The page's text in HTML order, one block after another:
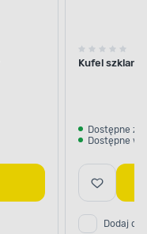
Kufel szklany
Dostępne z
Dostępne w
Dodaj do